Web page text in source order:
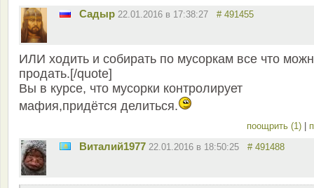
Садыр 22.01.2016 в 17:38:27 # 491455
ИЛИ ходить и собирать по мусоркам все что
продать.[/quote]
Вы в курсе, что мусорки контролирует
мафия,придётся делиться.
поощрить (1)
Виталий1977 22.01.2016 в 18:50:25 # 491488